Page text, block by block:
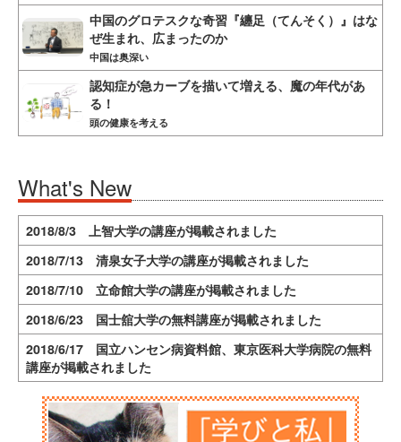
中国のグロテスクな奇習『纏足（てんそく）』はな
ぜ生まれ、広まったのか
中国は奥深い
認知症が急カーブを描いて増える、魔の年代があ
る！
頭の健康を考える
What's New
2018/8/3 上智大学の講座が掲載されました
2018/7/13 清泉女子大学の講座が掲載されました
2018/7/10 立命館大学の講座が掲載されました
2018/6/23 国士舘大学の無料講座が掲載されました
2018/6/17 国立ハンセン病資料館、東京医科大学病院の無料
講座が掲載されました